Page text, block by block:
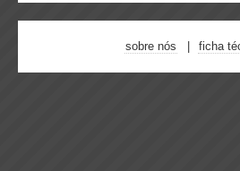
sobre nós ficha